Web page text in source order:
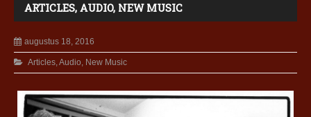
ARTICLES, AUDIO, NEW MUSIC
augustus 18, 2016
Articles,Audio, New Music